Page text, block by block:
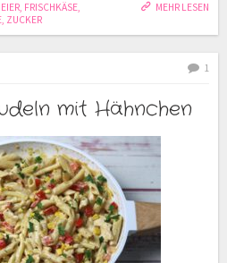
MEHR LESEN
EIER, FRISCHKÄSE,
, ZUCKER
1
mit Hähnchen